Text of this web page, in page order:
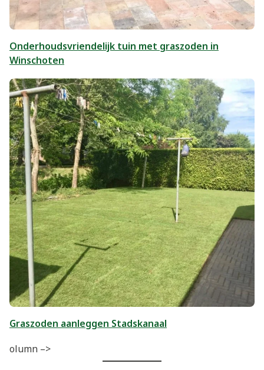
Onderhoudsvriendelijk tuin met graszoden in
Winschoten
Graszoden aanleggen Stadskanaal
olumn –>